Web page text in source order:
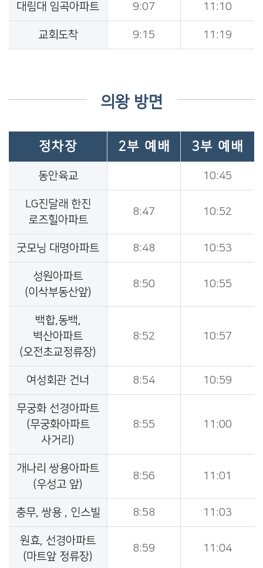
대림대 임곡아파트 9:07 11:10
교회도착 9:15 11:19
의왕 방면
정차장 2부 예배 3부 예배
동안육교 10:45
LG진달래 한진
로즈힐아파트
8:47 10:52
굿모닝 대명아파트 8:48 10:53
성원아파트
(이삭부동산앞)
8:50 10:55
백합,동백,
벽산아파트
(오전초교정류장)
8:52 10:57
여성회관 건너 8:54 10:59
무궁화 선경아파트
(무궁화아파트
사거리)
8:55 11:00
개나리 쌍용아파트
(우성고 앞)
8:56 11:01
충무, 쌍용 , 인스빌 8:58 11:03
원효, 선경아파트
(마트앞 정류장)
8:59 11:04